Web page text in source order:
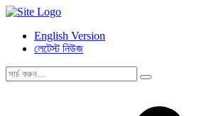
English Version
লেটেস্ট নিউজ